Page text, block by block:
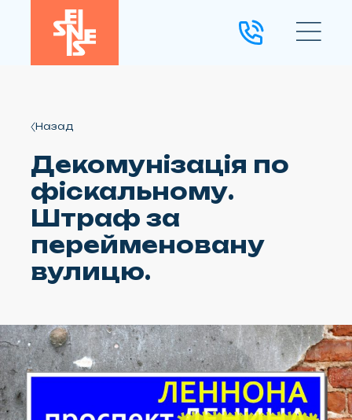
Назад
Декомунізація по
фіскальному.
Штраф за
перейменовану
вулицю.